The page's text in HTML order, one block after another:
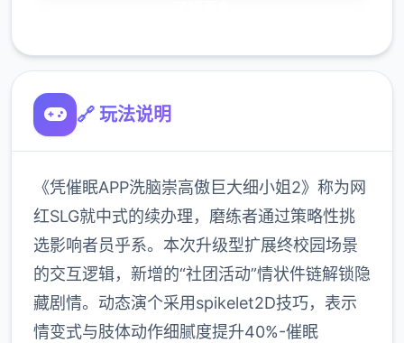
🔗 玩法说明
《凭催眠APP洗脑崇高傲巨大细小姐2》称为网
红SLG就中式的续办理，磨练者通过策略性挑
选影响者员乎系。本次升级型扩展终校园场景
的交互逻辑，新增的“社团活动”情状件链解锁隐
藏剧情。动态演个采用spikelet2D技巧，表示
情变式与肢体动作细腻度提升40%-催眠